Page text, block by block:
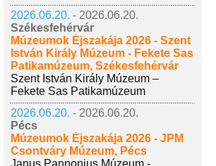
2026.06.20. - 2026.06.20.
Székesfehérvár
Múzeumok Éjszakája 2026 - Szent
István Király Múzeum - Fekete Sas
Patikamúzeum, Székesfehérvár
Szent István Király Múzeum –
Fekete Sas Patikamúzeum
2026.06.20. - 2026.06.20.
Pécs
Múzeumok Éjszakája 2026 - JPM
Csontváry Múzeum, Pécs
Janus Pannonius Múzeum -